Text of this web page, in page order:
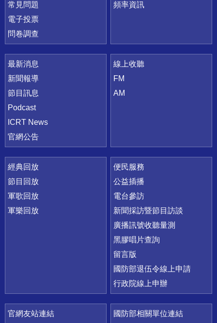
常見問題
電子投票
問卷調查
頻率資訊
最新消息
新聞報導
節目訊息
Podcast
ICRT News
官網公告
線上收聽
FM
AM
經典回放
節目回放
軍歌回放
軍樂回放
便民服務
公益插播
電台參訪
新聞採訪暨節目訪談
廣播訊號收聽量測
黑膠唱片查詢
留言版
國防部退伍令線上申請
行政院線上申辦
官網友站連結
國防部相關單位連結